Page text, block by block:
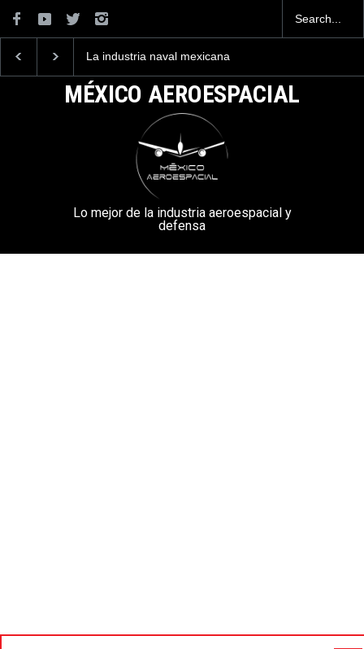
La industria naval mexicana
la Armada de México
mexicanos cuesta 2.9
millones de dólares
MÉXICO AEROESPACIAL
Lo mejor de la industria aeroespacial y
defensa